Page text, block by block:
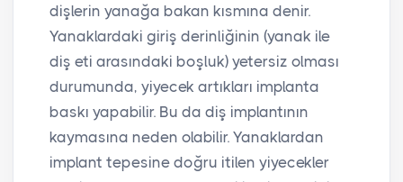
dişlerin yanağa bakan kısmına denir.
Yanaklardaki giriş derinliğinin (yanak ile
diş eti arasındaki boşluk) yetersiz olması
durumunda, yiyecek artıkları implanta
baskı yapabilir. Bu da diş implantının
kaymasına neden olabilir. Yanaklardan
implant tepesine doğru itilen yiyecekler